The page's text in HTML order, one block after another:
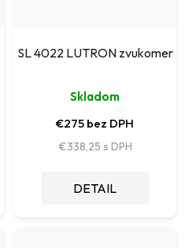
SL 4022 LUTRON zvukomer
Skladom
€275 bez DPH
€338,25
DETAIL